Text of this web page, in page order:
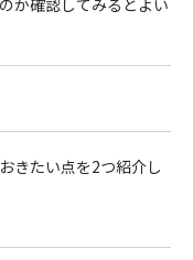
きたい点を2つ紹介し